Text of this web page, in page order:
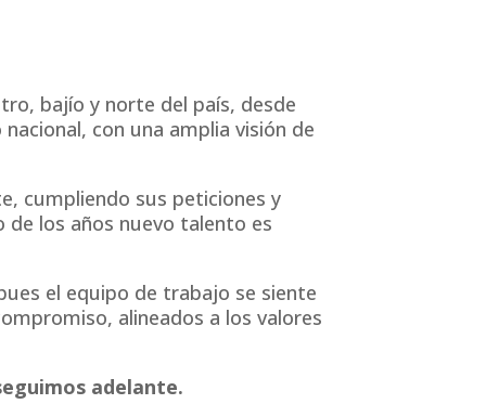
bajío y norte del país, desde
con una amplia visión de
cumpliendo sus peticiones y
los años nuevo talento es
el equipo de trabajo se siente
alineados a los valores
adelante.